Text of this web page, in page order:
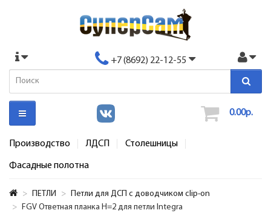
+7 (8692) 22-12-55
0.00р.
Производство ЛДСП Столешницы
Фасадные полотна
ПЕТЛИ
Петли для ДСП с доводчиком clip-on
FGV Ответная планка Н=2 для петли Integra